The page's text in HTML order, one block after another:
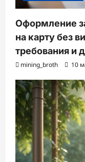
Оформление
на карту без
требования и
mining_broth 10